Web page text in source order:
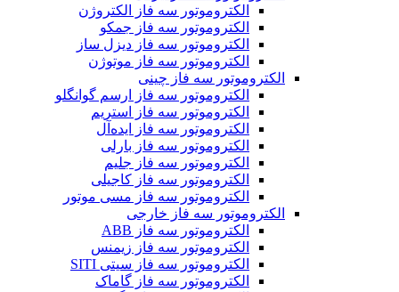
الکتروموتور سه فاز الکتروژن
الکتروموتور سه فاز جمکو
الکتروموتور سه فاز دیزل ساز
الکتروموتور سه فاز موتوژن
الکتروموتور سه فاز چینی
الکتروموتور سه فاز ارسم گوانگلو
الکتروموتور سه فاز استریم
الکتروموتور سه فاز ایده‌آل
الکتروموتور سه فاز بارلی
الکتروموتور سه فاز جلیم
الکتروموتور سه فاز کاجیلی
الکتروموتور سه فاز مسی موتور
الکتروموتور سه فاز خارجی
الکتروموتور سه فاز ABB
الکتروموتور سه فاز زیمنس
الکتروموتور سه فاز سیتی SITI
الکتروموتور سه فاز گاماک